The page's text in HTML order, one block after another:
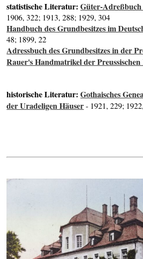
statistische Literatur:Güter-Adreßbuch
1906, 322; 1913, 288; 1929, 304
Handbuch des Grundbesitzes im
48; 1899, 22
Adressbuch des Grundbesitzes in der
Rauer's Handmatrikel der
historische Literatur:Gothaisches
der Uradeligen Häuser- 1921, 229;